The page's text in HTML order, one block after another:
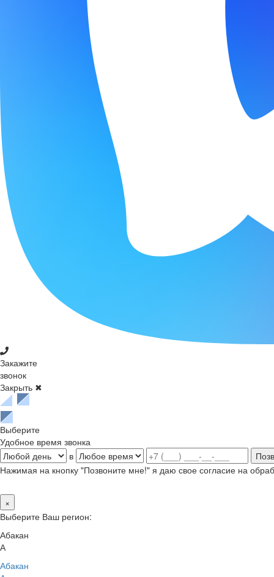
Закажите
звонок
Закрыть ✖
Выберите
Удобное время звонка
в
Нажимая на кнопку "Позвоните мне!" я даю свое согласие на
×
Выберите Ваш регион:
Абакан
А
Абакан